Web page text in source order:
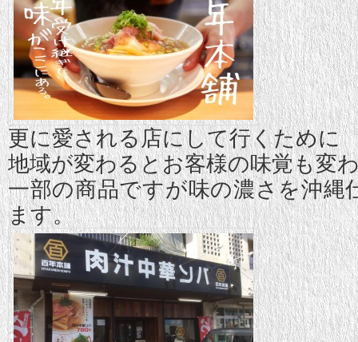
更に愛される店にして行くために
地域が変わるとお客様の味覚も変
一部の商品ですが味の濃さを沖縄
ます。